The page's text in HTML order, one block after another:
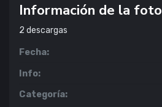
Información de la foto
2 descargas
Fecha:
Info:
Categoría: